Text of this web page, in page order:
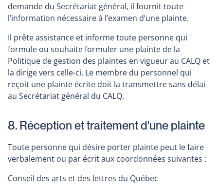
demande du Secrétariat général, il fournit toute
l’information nécessaire à l’examen d’une plainte.
Il prête assistance et informe toute personne qui
formule ou souhaite formuler une plainte de la
Politique de gestion des plaintes en vigueur au CALQ et
la dirige vers celle-ci. Le membre du personnel qui
reçoit une plainte écrite doit la transmettre sans délai
au Secrétariat général du CALQ.
8. Réception et traitement d'une plainte
Toute personne qui désire porter plainte peut le faire
verbalement ou par écrit aux coordonnées suivantes :
Conseil des arts et des lettres du Québec